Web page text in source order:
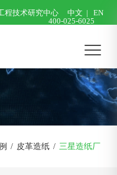
程技术研究中心 中文 |
EN
400-025-6025
/ 皮革造纸 / 三星造纸厂